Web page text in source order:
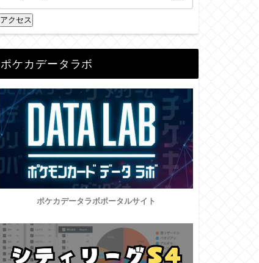
アクセス
ポケカデータラボ
ポケカデータラボポータルサイト